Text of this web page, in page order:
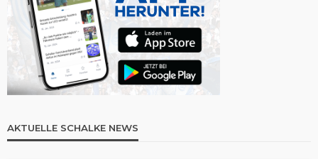
AKTUELLE SCHALKE NEWS